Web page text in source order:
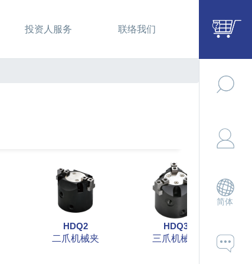
投资人服务 联络我们
HDQ2
二爪机械夹
HDQ3
三爪机械夹
简体